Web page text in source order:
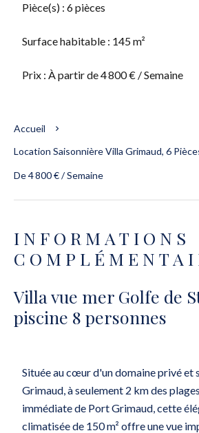
Pièce(s) : 6 pièces
Surface habitable : 145 m²
Prix : À partir de 4 800 € / Semaine
Accueil
Location Saisonnière Villa Grimaud, 6
De 4 800 € / Semaine
INFORMATIONS
Villa vue mer Golfe de
piscine 8 personnes
Située au cœur d'un domaine privé et
Grimaud, à seulement 2 km des
immédiate de Port Grimaud, cette
climatisée de 150 m² offre une vue